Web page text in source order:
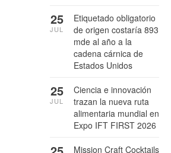
Etiquetado obligatorio
de origen costaría 893
mde al año a la
cadena cárnica de
Estados Unidos
25
JUL
Ciencia e innovación
trazan la nueva ruta
alimentaria mundial en
Expo IFT FIRST 2026
25
JUL
Mission Craft Cocktails